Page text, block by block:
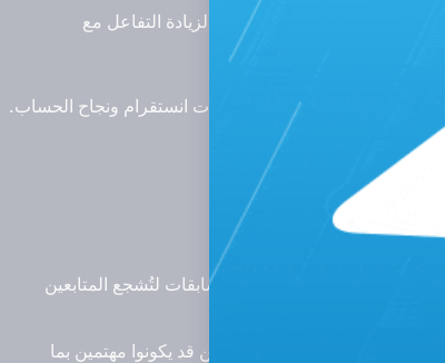
الجوائز، وهي طرق شائعة لزيادة التفاعل مع
الحصول على شراء مشاهدات انستقرام ونجاح الحساب.
ظهورك على المنصة.
طبيعية. من أهمها ما يلي:
فيديو تعليمي، أو بوستات مسابقات لتُشجع المتابعين
أكبر من الأشخاص الذين قد يكونوا مهتمين بما